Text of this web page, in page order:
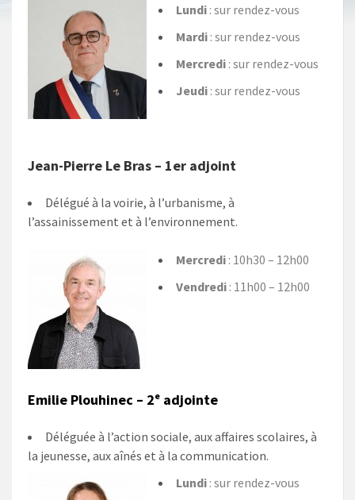
Lundi : sur rendez-vous
Mardi : sur rendez-vous
Mercredi : sur rendez-vous
Jeudi : sur rendez-vous
Jean-Pierre Le Bras – 1er adjoint
Délégué à la voirie, à l’urbanisme, à
l’assainissement et à l’environnement.
Mercredi : 10h30 – 12h00
Vendredi : 11h00 – 12h00
Emilie Plouhinec – 2ᵉ adjointe
Déléguée à l’action sociale, aux affaires scolaires, à
la jeunesse, aux aînés et à la communication.
Lundi : sur rendez-vous